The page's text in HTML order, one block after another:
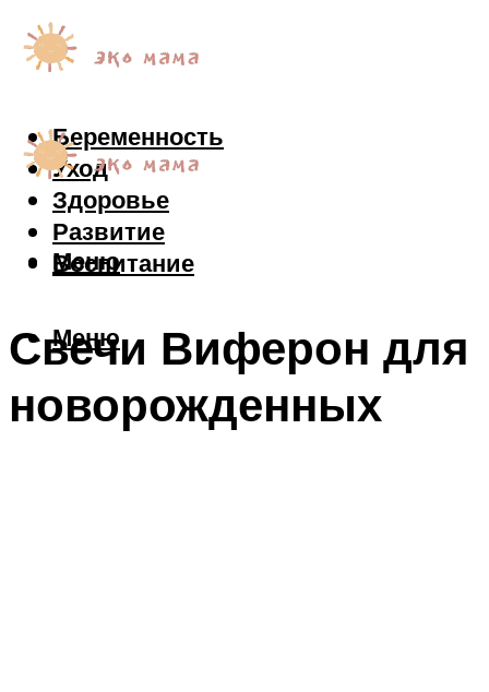
Беременность
Уход
Здоровье
Развитие
Воспитание
Меню
Меню
Свечи Виферон для
новорожденных